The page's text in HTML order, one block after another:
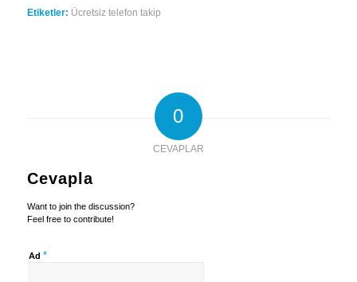
Etiketler: Ücretsiz telefon takip
0
CEVAPLAR
Cevapla
Want to join the discussion?
Feel free to contribute!
Ad *